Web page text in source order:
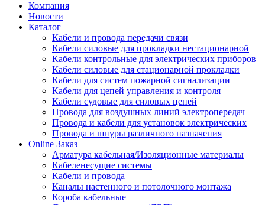
Компания
Новости
Каталог
Кабели и провода передачи связи
Кабели силовые для прокладки нестационарной
Кабели контрольные для электрических приборов
Кабели силовые для стационарной прокладки
Кабели для систем пожарной сигнализации
Кабели для цепей управления и контроля
Кабели судовые для силовых цепей
Провода для воздушных линий электропередач
Провода и кабели для установок электрических
Провода и шнуры различного назначения
Online Заказ
Арматура кабельная/Изоляционные материалы
Кабеленесущие системы
Кабели и провода
Каналы настенного и потолочного монтажа
Короба кабельные